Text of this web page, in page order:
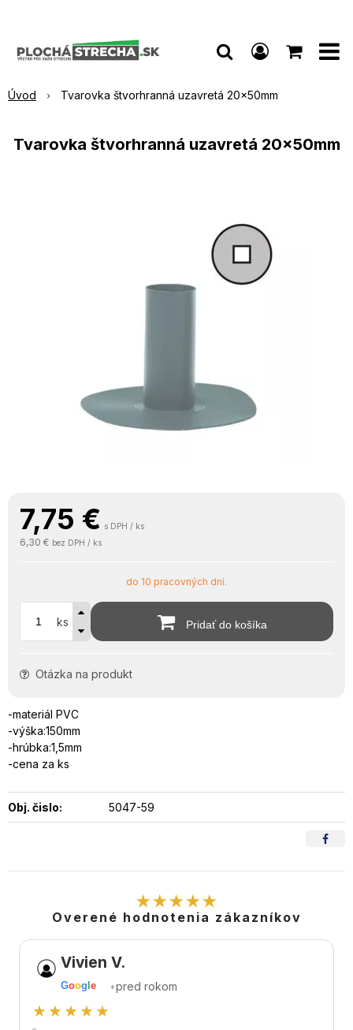
Úvod Tvarovka štvorhranná uzavretá 20x50mm
Tvarovka štvorhranná uzavretá 20x50mm
7,75 € s DPH / ks
6,30 € bez DPH / ks
do 10 pracovných dní.
ks Pridať do košíka
Otázka na produkt
-materiál PVC
-výška:150mm
-hrúbka:1,5mm
-cena za ks
Obj. čislo: 5047-59
★★★★★
Overené hodnotenia zákazníkov
Vivien V.
Goog le •pred rokom
★★★★★